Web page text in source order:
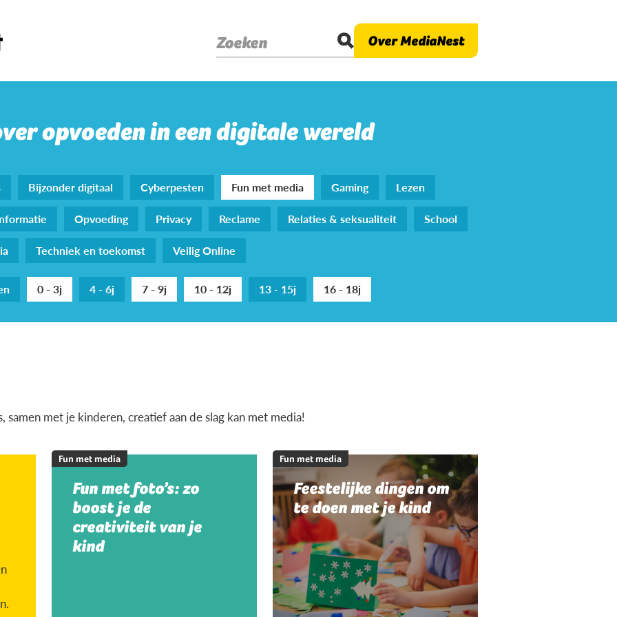
Zoeken Over MediaNest
opvoeden in een digitale wereld
Bijzonder digitaal Cyberpesten Fun met media Gaming
Lezen
Opvoeding Privacy Reclame Relaties & seksualiteit
School
Techniek en toekomst Veilig Online
0 - 3j 4 - 6j 7 - 9j 10 - 12j 13 - 15j 16 - 18j
met je kinderen, creatief aan de slag kan met media!
Fun met media
Fun met foto’s: zo
boost je de
creativiteit van je
kind
Fun met media
Feestelijke dingen om
te doen met je kind